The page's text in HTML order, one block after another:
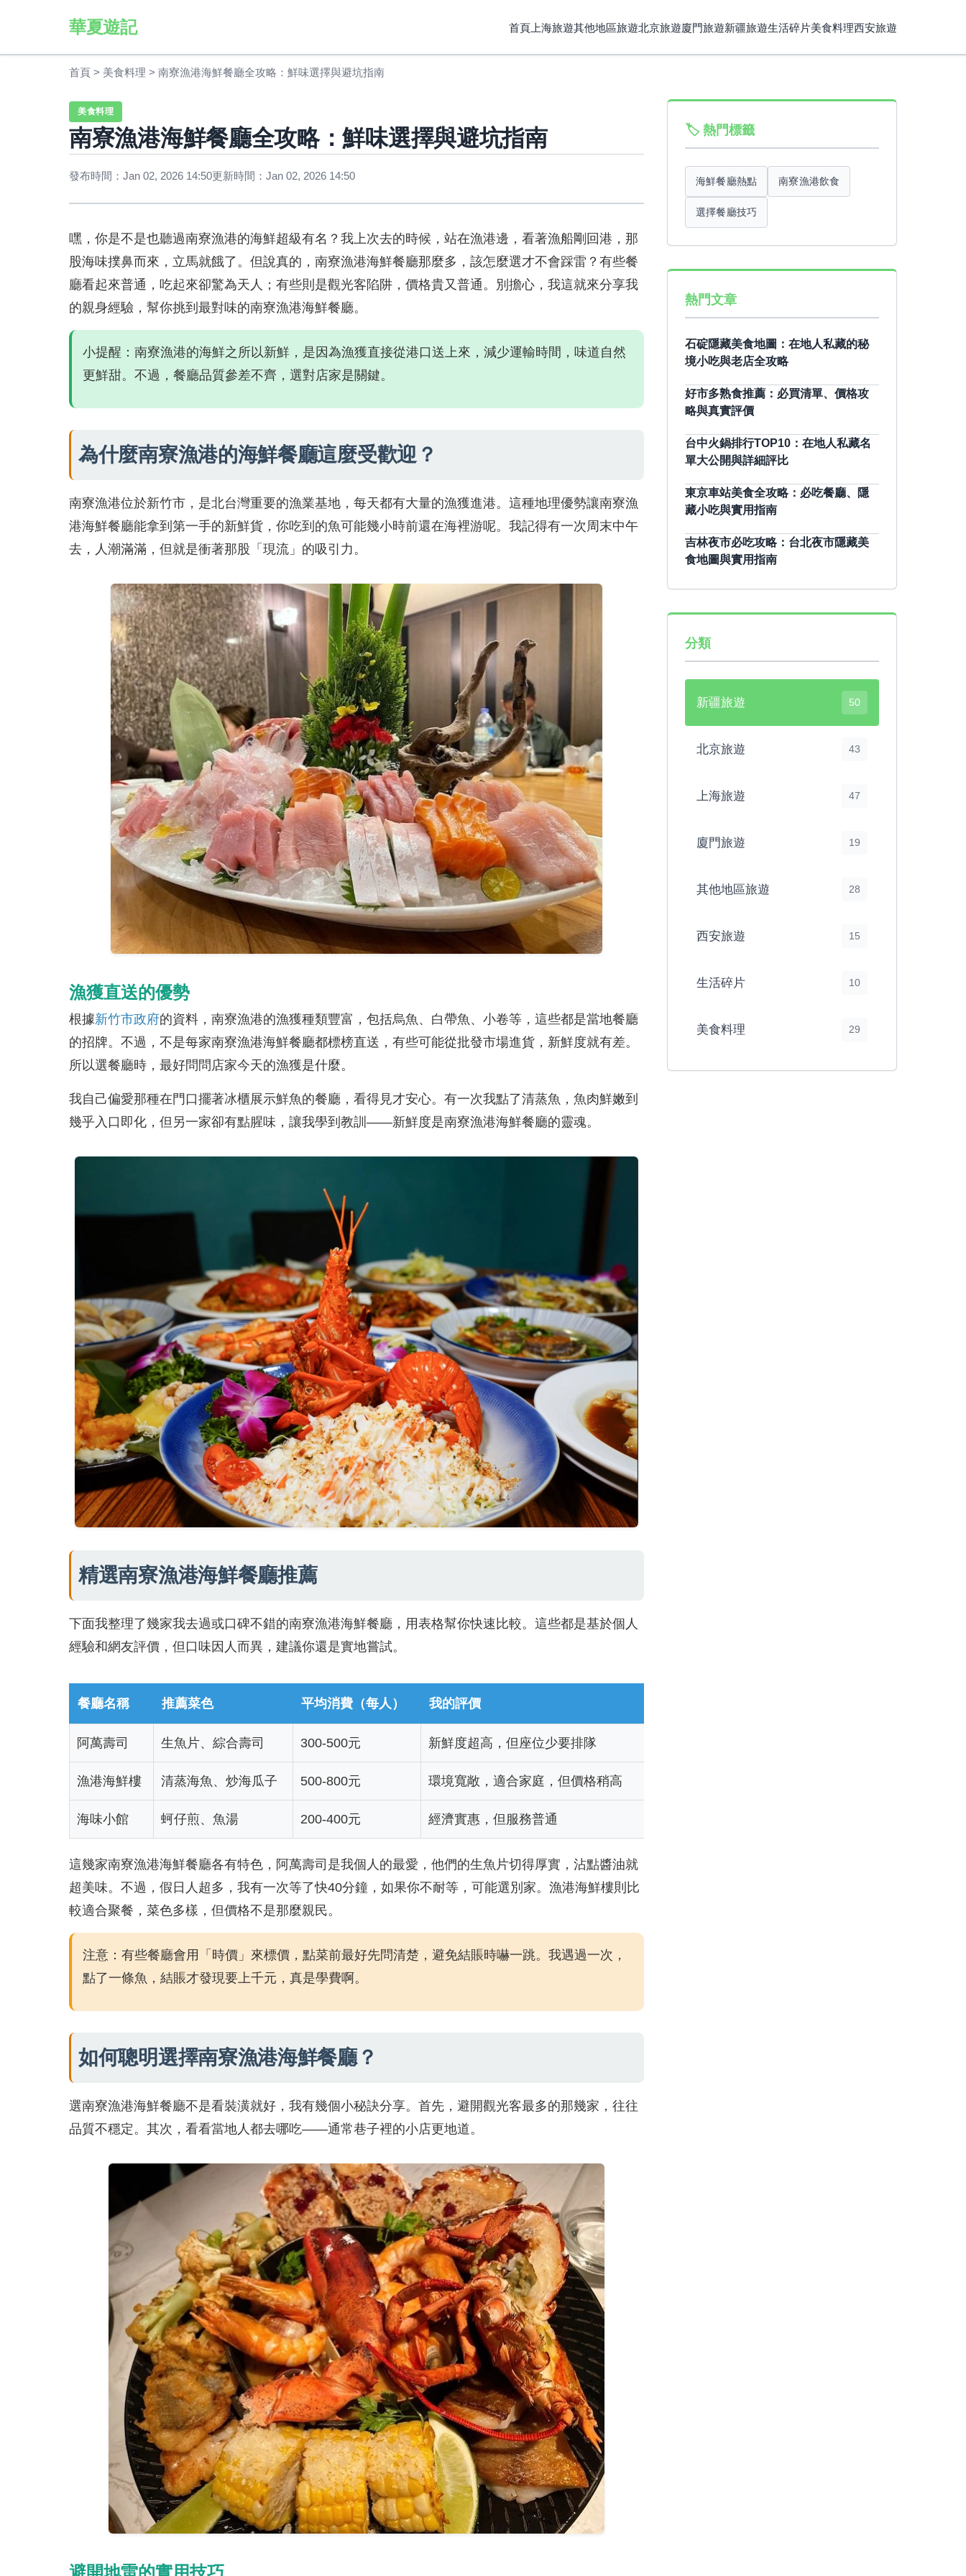
華夏遊記 首頁 上海旅遊其他地區旅遊北京旅遊廈門旅遊新疆旅遊生活碎片美食料理西安旅遊
首頁 > 美食料理 > 南寮漁港海鮮餐廳全攻略：鮮味選擇與避坑指南
美食料理
南寮漁港海鮮餐廳全攻略：鮮味選擇與避坑指南
發布時間：Jan 02, 2026 14:50更新時間：Jan 02, 2026 14:50
嘿，你是不是也聽過南寮漁港的海鮮超級有名？我上次去的時候，站在漁港邊，看著漁船剛回港，那
股海味撲鼻而來，立馬就餓了。但說真的，南寮漁港海鮮餐廳那麼多，該怎麼選才不會踩雷？有些餐
廳看起來普通，吃起來卻驚為天人；有些則是觀光客陷阱，價格貴又普通。別擔心，我這就來分享我
的親身經驗，幫你挑到最對味的南寮漁港海鮮餐廳。
小提醒：南寮漁港的海鮮之所以新鮮，是因為漁獲直接從港口送上來，減少運輸時間，味道自然
更鮮甜。不過，餐廳品質參差不齊，選對店家是關鍵。
為什麼南寮漁港的海鮮餐廳這麼受歡迎？
南寮漁港位於新竹市，是北台灣重要的漁業基地，每天都有大量的漁獲進港。這種地理優勢讓南寮漁
港海鮮餐廳能拿到第一手的新鮮貨，你吃到的魚可能幾小時前還在海裡游呢。我記得有一次周末中午
去，人潮滿滿，但就是衝著那股「現流」的吸引力。
漁獲直送的優勢
根據新竹市政府的資料，南寮漁港的漁獲種類豐富，包括烏魚、白帶魚、小卷等，這些都是當地餐廳
的招牌。不過，不是每家南寮漁港海鮮餐廳都標榜直送，有些可能從批發市場進貨，新鮮度就有差。
所以選餐廳時，最好問問店家今天的漁獲是什麼。
我自己偏愛那種在門口擺著冰櫃展示鮮魚的餐廳，看得見才安心。有一次我點了清蒸魚，魚肉鮮嫩到
幾乎入口即化，但另一家卻有點腥味，讓我學到教訓——新鮮度是南寮漁港海鮮餐廳的靈魂。
精選南寮漁港海鮮餐廳推薦
下面我整理了幾家我去過或口碑不錯的南寮漁港海鮮餐廳，用表格幫你快速比較。這些都是基於個人
經驗和網友評價，但口味因人而異，建議你還是實地嘗試。
餐廳名稱 推薦菜色 平均消費（每人） 我的評價
阿萬壽司 生魚片、綜合壽司 300-500元 新鮮度超高，但座位少要排隊
漁港海鮮樓 清蒸海魚、炒海瓜子 500-800元 環境寬敞，適合家庭，但價格稍高
海味小館 蚵仔煎、魚湯 200-400元 經濟實惠，但服務普通
這幾家南寮漁港海鮮餐廳各有特色，阿萬壽司是我個人的最愛，他們的生魚片切得厚實，沾點醬油就
超美味。不過，假日人超多，我有一次等了快40分鐘，如果你不耐等，可能選別家。漁港海鮮樓則比
較適合聚餐，菜色多樣，但價格不是那麼親民。
注意：有些餐廳會用「時價」來標價，點菜前最好先問清楚，避免結賬時嚇一跳。我遇過一次，
點了一條魚，結賬才發現要上千元，真是學費啊。
如何聰明選擇南寮漁港海鮮餐廳？
選南寮漁港海鮮餐廳不是看裝潢就好，我有幾個小秘訣分享。首先，避開觀光客最多的那幾家，往往
品質不穩定。其次，看看當地人都去哪吃——通常巷子裡的小店更地道。
避開地雷的實用技巧
🏷️ 熱門標籤
海鮮餐廳熱點 南寮漁港飲食
選擇餐廳技巧
熱門文章
石碇隱藏美食地圖：在地人私藏的秘
境小吃與老店全攻略
好市多熟食推薦：必買清單、價格攻
略與真實評價
台中火鍋排行TOP10：在地人私藏名
單大公開與詳細評比
東京車站美食全攻略：必吃餐廳、隱
藏小吃與實用指南
吉林夜市必吃攻略：台北夜市隱藏美
食地圖與實用指南
分類
新疆旅遊 50
北京旅遊 43
上海旅遊 47
廈門旅遊 19
其他地區旅遊 28
西安旅遊 15
生活碎片 10
美食料理 29